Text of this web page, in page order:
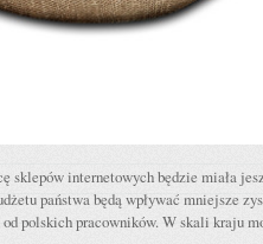
sklepów internetowych będzie miała
państwa będą wpływać mniejsze
polskich pracowników. W skali kraju